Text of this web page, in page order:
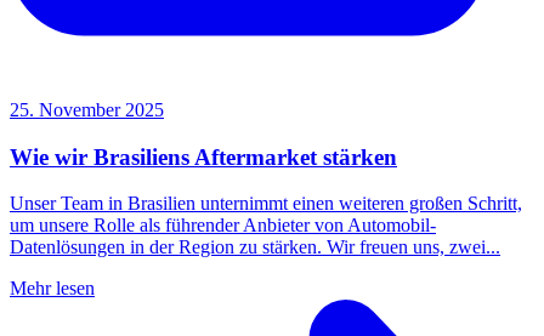
25. November 2025
Wie wir Brasiliens Aftermarket stärken
Unser Team in Brasilien unternimmt einen weiteren großen Schritt,
um unsere Rolle als führender Anbieter von Automobil-
Datenlösungen in der Region zu stärken. Wir freuen uns, zwei...
Mehr lesen